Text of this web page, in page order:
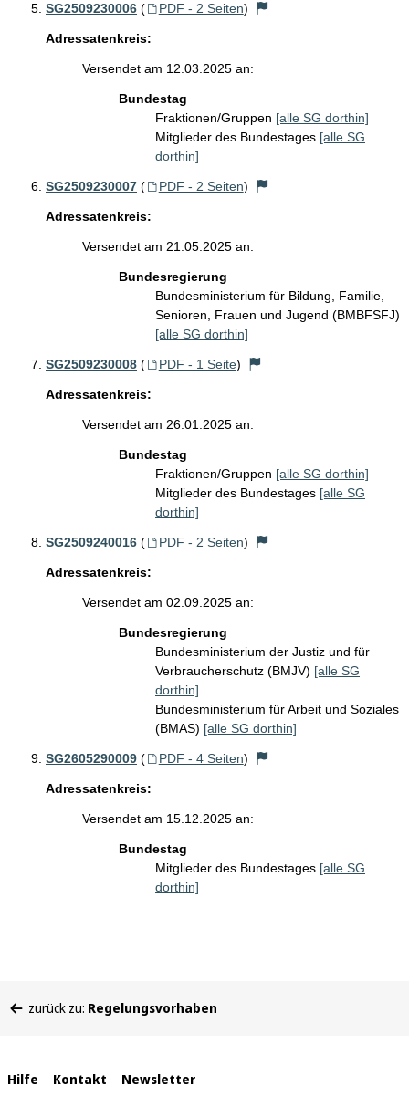
SG2509230006 ( PDF - 2 Seiten)
Adressatenkreis:
Versendet am 12.03.2025 an:
Bundestag
Fraktionen/Gruppen [alle SG dorthin]
Mitglieder des Bundestages [alle SG
dorthin]
SG2509230007 ( PDF - 2 Seiten)
Adressatenkreis:
Versendet am 21.05.2025 an:
Bundesregierung
Bundesministerium für Bildung, Familie,
Senioren, Frauen und Jugend (BMBFSFJ)
[alle SG dorthin]
SG2509230008 ( PDF - 1 Seite)
Adressatenkreis:
Versendet am 26.01.2025 an:
Bundestag
Fraktionen/Gruppen [alle SG dorthin]
Mitglieder des Bundestages [alle SG
dorthin]
SG2509240016 ( PDF - 2 Seiten)
Adressatenkreis:
Versendet am 02.09.2025 an:
Bundesregierung
Bundesministerium der Justiz und für
Verbraucherschutz (BMJV) [alle SG
dorthin]
Bundesministerium für Arbeit und Soziales
(BMAS) [alle SG dorthin]
SG2605290009 ( PDF - 4 Seiten)
Adressatenkreis:
Versendet am 15.12.2025 an:
Bundestag
Mitglieder des Bundestages [alle SG
dorthin]
befinden
zurück zu: Regelungsvorhaben
Interne
Hilfe Kontakt Newsletter